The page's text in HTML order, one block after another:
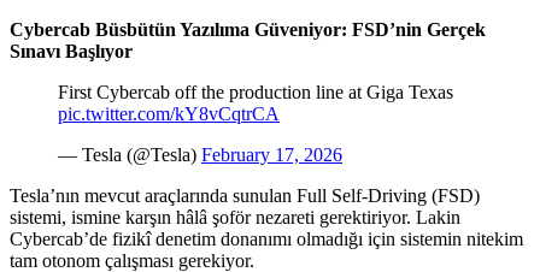
Cybercab Büsbütün Yazılıma Güveniyor: FSD’nin Gerçek
Sınavı Başlıyor
First Cybercab off the production line at Giga Texas
pic.twitter.com/kY8vCqtrCA
— Tesla (@Tesla) February 17, 2026
Tesla’nın mevcut araçlarında sunulan Full Self-Driving (FSD)
sistemi, ismine karşın hâlâ şoför nezareti gerektiriyor. Lakin
Cybercab’de fizikî denetim donanımı olmadığı için sistemin nitekim
tam otonom çalışması gerekiyor.